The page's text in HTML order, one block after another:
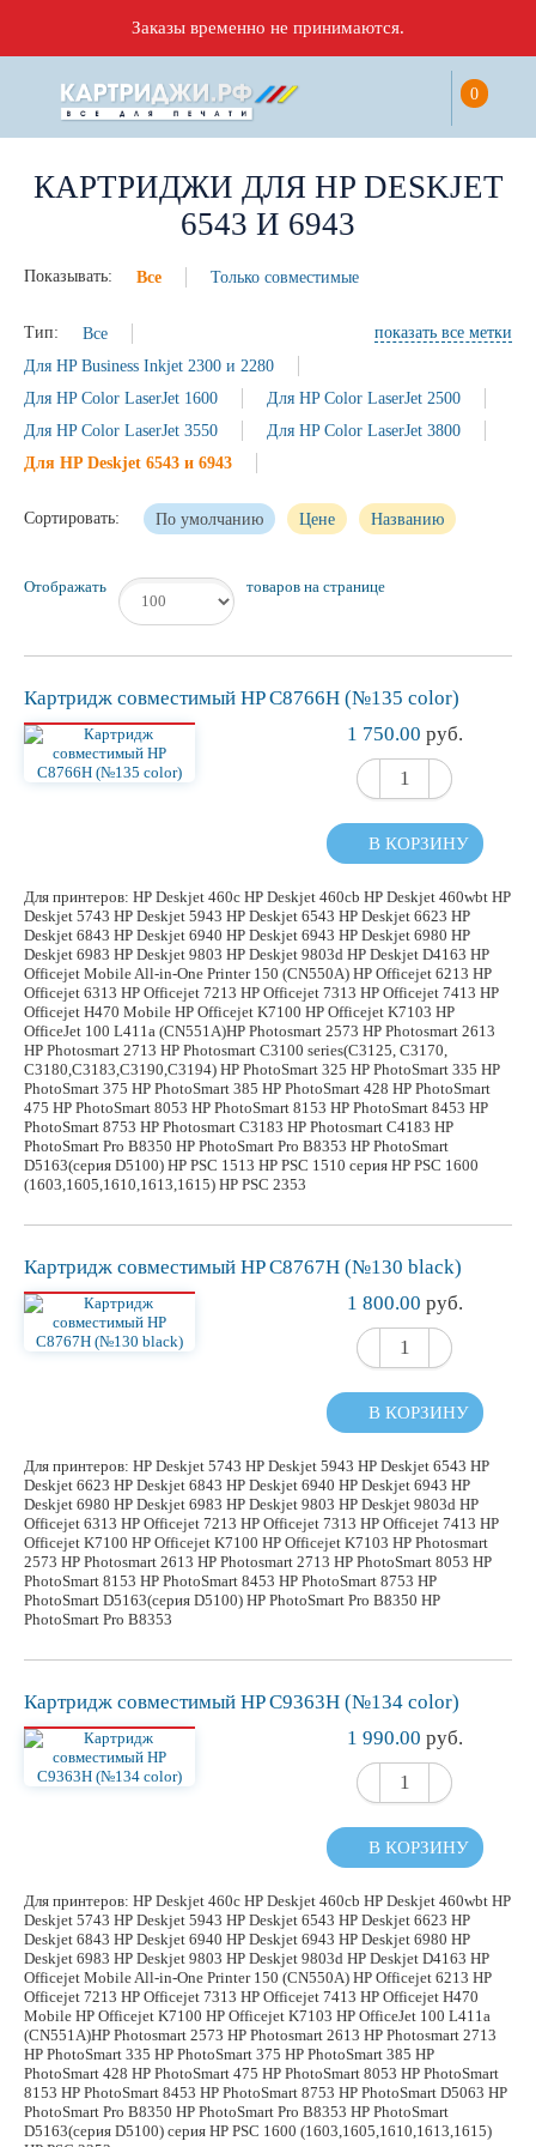
Заказы временно не принимаются.
0
КАРТРИДЖИ ДЛЯ HP DESKJET
6543 И 6943
Показывать: Все Только совместимые
показать все метки
Тип:
Все
Для HP Business Inkjet 2300 и 2280
Для HP Color LaserJet 1600
Для HP Color LaserJet 2500
Для HP Color LaserJet 3550
Для HP Color LaserJet 3800
Для HP Deskjet 6543 и 6943
Сортировать: По умолчанию Цене Названию
Отображать товаров на странице
Картридж совместимый HP C8766H (№135 color)
1 750.00 руб.
В КОРЗИНУ
Для принтеров: HP Deskjet 460c HP Deskjet 460cb HP Deskjet 460wbt HP
Deskjet 5743 HP Deskjet 5943 HP Deskjet 6543 HP Deskjet 6623 HP
Deskjet 6843 HP Deskjet 6940 HP Deskjet 6943 HP Deskjet 6980 HP
Deskjet 6983 HP Deskjet 9803 HP Deskjet 9803d HP Deskjet D4163 HP
Officejet Mobile All-in-One Printer 150 (CN550A) HP Officejet 6213 HP
Officejet 6313 HP Officejet 7213 HP Officejet 7313 HP Officejet 7413 HP
Officejet H470 Mobile HP Officejet K7100 HP Officejet K7103 HP
OfficeJet 100 L411a (CN551A)HP Photosmart 2573 HP Photosmart 2613
HP Photosmart 2713 HP Photosmart C3100 series(C3125, C3170,
C3180,C3183,C3190,C3194) HP PhotoSmart 325 HP PhotoSmart 335 HP
PhotoSmart 375 HP PhotoSmart 385 HP PhotoSmart 428 HP PhotoSmart
475 HP PhotoSmart 8053 HP PhotoSmart 8153 HP PhotoSmart 8453 HP
PhotoSmart 8753 HP Photosmart C3183 HP Photosmart C4183 HP
PhotoSmart Pro B8350 HP PhotoSmart Pro B8353 HP PhotoSmart
D5163(серия D5100) HP PSC 1513 HP PSC 1510 серия HP PSC 1600
(1603,1605,1610,1613,1615) HP PSC 2353
Картридж совместимый HP C8767H (№130 black)
1 800.00 руб.
В КОРЗИНУ
Для принтеров: HP Deskjet 5743 HP Deskjet 5943 HP Deskjet 6543 HP
Deskjet 6623 HP Deskjet 6843 HP Deskjet 6940 HP Deskjet 6943 HP
Deskjet 6980 HP Deskjet 6983 HP Deskjet 9803 HP Deskjet 9803d HP
Officejet 6313 HP Officejet 7213 HP Officejet 7313 HP Officejet 7413 HP
Officejet K7100 HP Officejet K7100 HP Officejet K7103 HP Photosmart
2573 HP Photosmart 2613 HP Photosmart 2713 HP PhotoSmart 8053 HP
PhotoSmart 8153 HP PhotoSmart 8453 HP PhotoSmart 8753 HP
PhotoSmart D5163(серия D5100) HP PhotoSmart Pro B8350 HP
PhotoSmart Pro B8353
Картридж совместимый HP C9363H (№134 color)
1 990.00 руб.
В КОРЗИНУ
Для принтеров: HP Deskjet 460c HP Deskjet 460cb HP Deskjet 460wbt HP
Deskjet 5743 HP Deskjet 5943 HP Deskjet 6543 HP Deskjet 6623 HP
Deskjet 6843 HP Deskjet 6940 HP Deskjet 6943 HP Deskjet 6980 HP
Deskjet 6983 HP Deskjet 9803 HP Deskjet 9803d HP Deskjet D4163 HP
Officejet Mobile All-in-One Printer 150 (CN550A) HP Officejet 6213 HP
Officejet 7213 HP Officejet 7313 HP Officejet 7413 HP Officejet H470
Mobile HP Officejet K7100 HP Officejet K7103 HP OfficeJet 100 L411a
(CN551A)HP Photosmart 2573 HP Photosmart 2613 HP Photosmart 2713
HP PhotoSmart 335 HP PhotoSmart 375 HP PhotoSmart 385 HP
PhotoSmart 428 HP PhotoSmart 475 HP PhotoSmart 8053 HP PhotoSmart
8153 HP PhotoSmart 8453 HP PhotoSmart 8753 HP PhotoSmart D5063 HP
PhotoSmart Pro B8350 HP PhotoSmart Pro B8353 HP PhotoSmart
D5163(серия D5100) серия HP PSC 1600 (1603,1605,1610,1613,1615)